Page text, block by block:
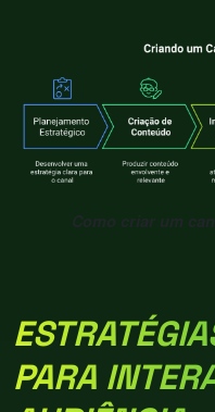
Como criar um
PARA